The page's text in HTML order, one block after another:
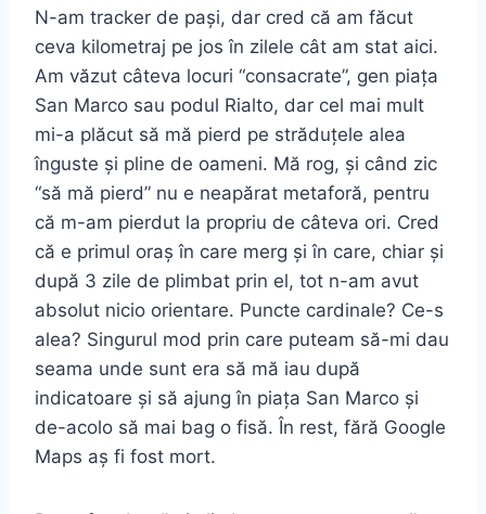
N-am tracker de pași, dar cred că am făcut
ceva kilometraj pe jos în zilele cât am stat aici.
Am văzut câteva locuri “consacrate”, gen piața
San Marco sau podul Rialto, dar cel mai mult
mi-a plăcut să mă pierd pe străduțele alea
înguste și pline de oameni. Mă rog, și când zic
“să mă pierd” nu e neapărat metaforă, pentru
că m-am pierdut la propriu de câteva ori. Cred
că e primul oraș în care merg și în care, chiar și
după 3 zile de plimbat prin el, tot n-am avut
absolut nicio orientare. Puncte cardinale? Ce-s
alea? Singurul mod prin care puteam să-mi dau
seama unde sunt era să mă iau după
indicatoare și să ajung în piața San Marco și
de-acolo să mai bag o fisă. În rest, fără Google
Maps aș fi fost mort.